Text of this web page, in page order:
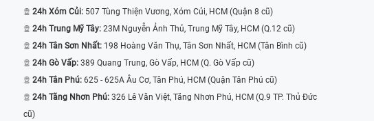
24h Xóm Củi: 507 Tùng Thiện Vương, Xóm Củi, HCM (Quận 8 cũ)
24h Trung Mỹ Tây: 23M Nguyễn Ảnh Thủ, Trung Mỹ Tây, HCM (Q.12 cũ)
24h Tân Sơn Nhất: 198 Hoàng Văn Thụ, Tân Sơn Nhất, HCM (Tân Bình cũ)
24h Gò Vấp: 389 Quang Trung, Gò Vấp, HCM (Q. Gò Vấp cũ)
24h Tân Phú: 625 - 625A Âu Cơ, Tân Phú, HCM (Quận Tân Phú cũ)
24h Tăng Nhơn Phú: 326 Lê Văn Việt, Tăng Nhơn Phú, HCM (Q.9 TP. Thủ Đức
cũ)